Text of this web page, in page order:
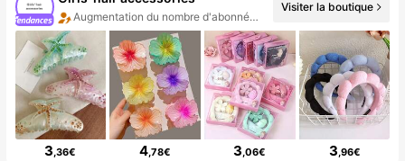
Augmentation du nombre d'abonnés : 935 %
Visiter la boutique
3,36€ 4,78€ 3,06€ 3,96€